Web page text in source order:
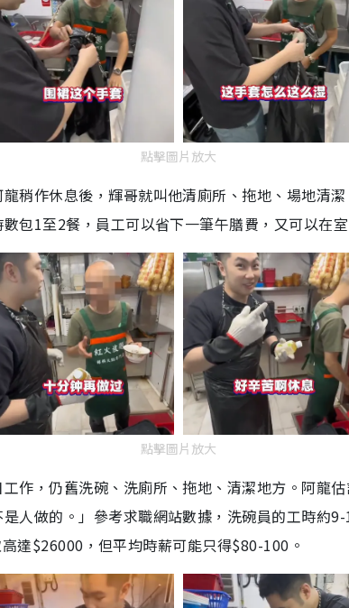
點擊圖片放大
稍作休息後，輝哥就叫他清廁所、拖地、場地清
包1至2餐，員工可以省下一筆午膳費，又可以在
點擊圖片放大
作，仍舊洗碗、洗廁所、拖地、清潔地方。阿龍
人做的。」參考求職網站數據，洗碗員的工時約
達$26000，但平均時薪可能只得$80-100。